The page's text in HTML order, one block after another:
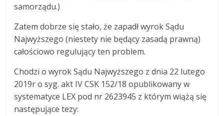
samorządu.)
Zatem dobrze się stało, że zapadł wyrok Sądu
Najwyższego (niestety nie będący zasadą prawną)
całościowo regulujący ten problem.
Chodzi o wyrok Sądu Najwyższego z dnia 22 lutego
2019r o syg. akt IV CSK 152/18 opublikowany w
systematyce LEX pod nr 2623945 z którym wiążą się
następujące tezy: